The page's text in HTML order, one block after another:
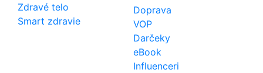
Zdravé telo
Smart zdravie
Doprava
VOP
Darčeky
eBook
Influenceri